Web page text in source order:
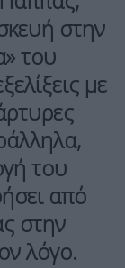
στην
του
με
του
από
στην
λόγο.